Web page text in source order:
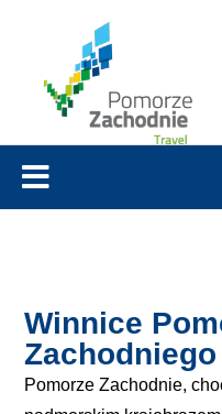
Winnice
Zachodniego
Pomorze Zachodnie,